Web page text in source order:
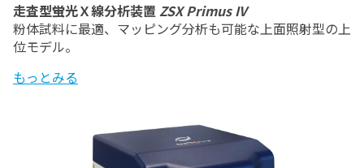
走査型蛍光Ｘ線分析装置ZSX Primus IV
粉体試料に最適、マッピング分析も可能な上面照射型の上
位モデル。
もっとみる